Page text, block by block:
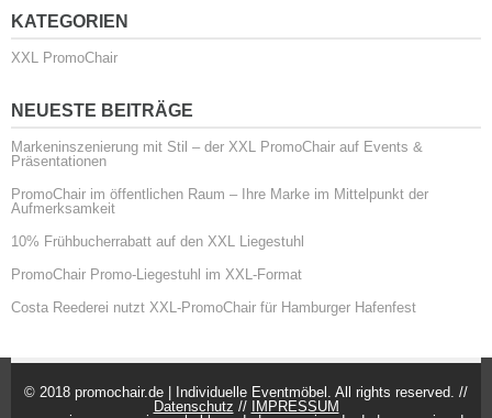
KATEGORIEN
XXL PromoChair
NEUESTE BEITRÄGE
Markeninszenierung mit Stil – der XXL PromoChair auf Events &
Präsentationen
PromoChair im öffentlichen Raum – Ihre Marke im Mittelpunkt der
Aufmerksamkeit
10% Frühbucherrabatt auf den XXL Liegestuhl
PromoChair Promo-Liegestuhl im XXL-Format
Costa Reederei nutzt XXL-PromoChair für Hamburger Hafenfest
© 2018 promochair.de | Individuelle Eventmöbel. All rights reserved. //
Datenschutz //
IMPRESSUM